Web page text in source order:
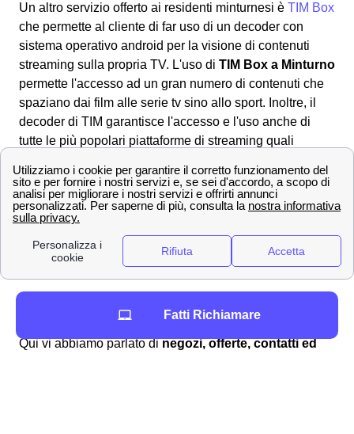
Un altro servizio offerto ai residenti minturnesi è TIM Box
che permette al cliente di far uso di un decoder con
sistema operativo android per la visione di contenuti
streaming sulla propria TV. L'uso di TIM Box a Minturno
permette l'accesso ad un gran numero di contenuti che
spaziano dai film alle serie tv sino allo sport. Inoltre, il
decoder di TIM garantisce l'accesso e l'uso anche di
tutte le più popolari piattaforme di streaming quali
Offerte e tariffe TIM a Minturno per internet, WiFi e
rete mobile
Scopri le migliori offerte TIM per rete fissa e mobile a
Minturno. Offerte per giovani, offerte TIM con dati
illimitati o con le migliori reti.
Scopri le offerte internet e telefonia non solo a
Minturno, ma anche nelle altre città
Qui vi abbiamo parlato dinegozi, offerte, contatti ed
Fatti Richiamare